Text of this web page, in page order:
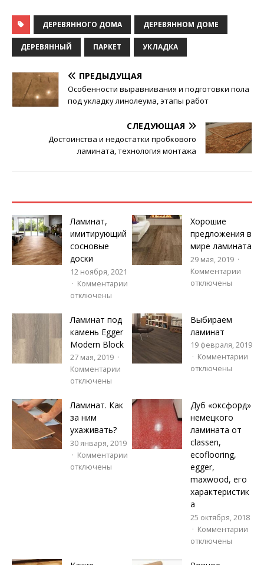
ДЕРЕВЯННОГО ДОМА ДЕРЕВЯННОМ ДОМЕ
ДЕРЕВЯННЫЙ ПАРКЕТ УКЛАДКА
ПРЕДЫДУЩАЯ
Особенности выравнивания и подготовки пола
под укладку линолеума, этапы работ
СЛЕДУЮЩАЯ
Достоинства и недостатки пробкового
ламината, технология монтажа
Ламинат,
имитирующий
сосновые
доски
12 ноября, 2021
Комментарии
отключены
Хорошие
предложения в
мире ламината
29 мая, 2019
Комментарии
отключены
Ламинат под
камень Egger
Modern Block
27 мая, 2019
Комментарии
отключены
Выбираем
ламинат
19 февраля, 2019
Комментарии
отключены
Ламинат. Как
за ним
ухаживать?
30 января, 2019
Комментарии
отключены
Дуб «оксфорд»
немецкого
ламината от
classen,
ecoflooring,
egger,
maxwood, его
характеристик
а
25 октября, 2018
Комментарии
отключены